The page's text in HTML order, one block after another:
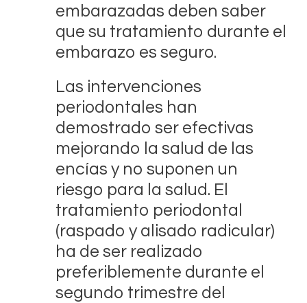
embarazadas deben saber
que su tratamiento durante el
embarazo es seguro.
Las intervenciones
periodontales han
demostrado ser efectivas
mejorando la salud de las
encías y no suponen un
riesgo para la salud. El
tratamiento periodontal
(raspado y alisado radicular)
ha de ser realizado
preferiblemente durante el
segundo trimestre del